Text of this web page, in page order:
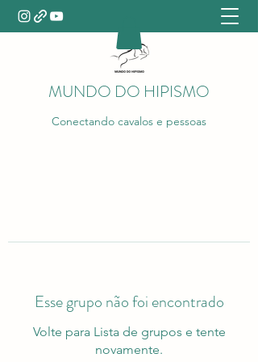
MUNDO DO HIPISMO
Conectando cavalos e pessoas
Esse grupo não foi encontrado
Volte para Lista de grupos e tente
novamente.